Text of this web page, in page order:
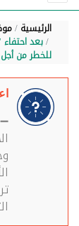
الرئيسية
بعد
للخطر من